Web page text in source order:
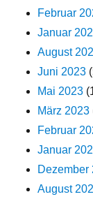
Februar
Januar
August
Juni 2023
Mai 2023
März 2023
Februar
Januar
Dezember
August